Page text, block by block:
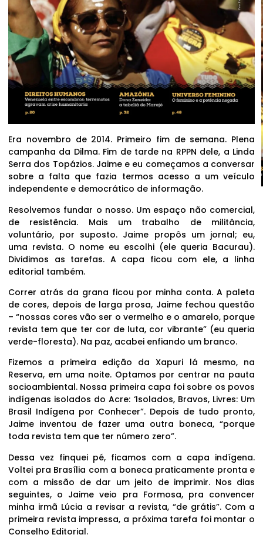
Era novembro de 2014. Primeiro fim de semana. Plena
campanha da Dilma. Fim de tarde na RPPN dele, a Linda
Serra dos Topázios. Jaime e eu começamos a conversar
sobre a falta que fazia termos acesso a um veículo
independente e democrático de informação.
Resolvemos fundar o nosso. Um espaço não comercial,
de resistência. Mais um trabalho de militância,
voluntário, por suposto. Jaime propôs um jornal; eu,
uma revista. O nome eu escolhi (ele queria Bacurau).
Dividimos as tarefas. A capa ficou com ele, a linha
editorial também.
Correr atrás da grana ficou por minha conta. A paleta
de cores, depois de larga prosa, Jaime fechou questão
– “nossas cores vão ser o vermelho e o amarelo, porque
revista tem que ter cor de luta, cor vibrante” (eu queria
verde-floresta). Na paz, acabei enfiando um branco.
Fizemos a primeira edição da Xapuri lá mesmo, na
Reserva, em uma noite. Optamos por centrar na pauta
socioambiental. Nossa primeira capa foi sobre os povos
indígenas isolados do Acre: ‘Isolados, Bravos, Livres: Um
Brasil Indígena por Conhecer”. Depois de tudo pronto,
Jaime inventou de fazer uma outra boneca, “porque
toda revista tem que ter número zero”.
Dessa vez finquei pé, ficamos com a capa indígena.
Voltei pra Brasília com a boneca praticamente pronta e
com a missão de dar um jeito de imprimir. Nos dias
seguintes, o Jaime veio pra Formosa, pra convencer
minha irmã Lúcia a revisar a revista, “de grátis”. Com a
primeira revista impressa, a próxima tarefa foi montar o
Conselho Editorial.